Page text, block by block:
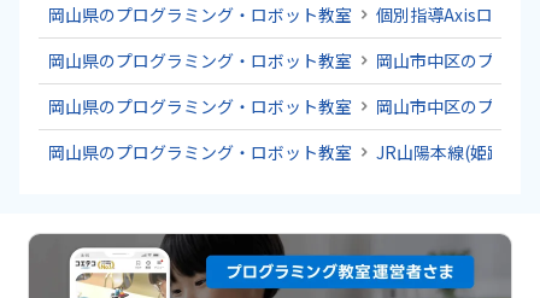
岡山県のプログラミング・ロボット教室
個別指導Axisロボッ
岡山県のプログラミング・ロボット教室
岡山市中区のプログ
岡山県のプログラミング・ロボット教室
岡山市中区のプログ
岡山県のプログラミング・ロボット教室
JR山陽本線(姫路～